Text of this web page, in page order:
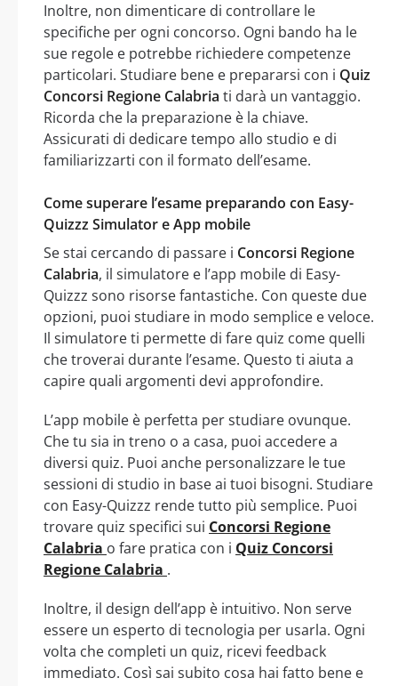
Inoltre, non dimenticare di controllare le
specifiche per ogni concorso. Ogni bando ha le
sue regole e potrebbe richiedere competenze
particolari. Studiare bene e prepararsi con i Quiz
Concorsi Regione Calabria ti darà un vantaggio.
Ricorda che la preparazione è la chiave.
Assicurati di dedicare tempo allo studio e di
familiarizzarti con il formato dell’esame.
Come superare l’esame preparando con Easy-
Quizzz Simulator e App mobile
Se stai cercando di passare i Concorsi Regione
Calabria, il simulatore e l’app mobile di Easy-
Quizzz sono risorse fantastiche. Con queste due
opzioni, puoi studiare in modo semplice e veloce.
Il simulatore ti permette di fare quiz come quelli
che troverai durante l’esame. Questo ti aiuta a
capire quali argomenti devi approfondire.
L’app mobile è perfetta per studiare ovunque.
Che tu sia in treno o a casa, puoi accedere a
diversi quiz. Puoi anche personalizzare le tue
sessioni di studio in base ai tuoi bisogni. Studiare
con Easy-Quizzz rende tutto più semplice. Puoi
trovare quiz specifici sui Concorsi Regione
Calabria o fare pratica con i Quiz Concorsi
Regione Calabria .
Inoltre, il design dell’app è intuitivo. Non serve
essere un esperto di tecnologia per usarla. Ogni
volta che completi un quiz, ricevi feedback
immediato. Così sai subito cosa hai fatto bene e